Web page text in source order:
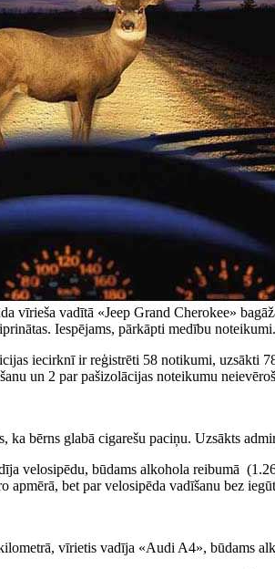
vīrieša vadītā «Jeep Grand Cherokee»
Iespējams, pārkāpti medību
iecirknī ir reģistrēti 58 notikumi, uzsākti
un 2 par pašizolācijas noteikumu
ka bērns glabā cigarešu paciņu. Uzsākts
velosipēdu, būdams alkohola reibumā
apmērā, bet par velosipēda vadīšanu bez
vīrietis vadīja «Audi A4», būdams